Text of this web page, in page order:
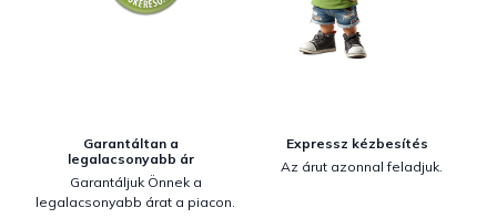
Garantáltan a
legalacsonyabb ár
Garantáljuk Önnek a
legalacsonyabb árat a piacon.
Expressz kézbesítés
Az árut azonnal feladjuk.